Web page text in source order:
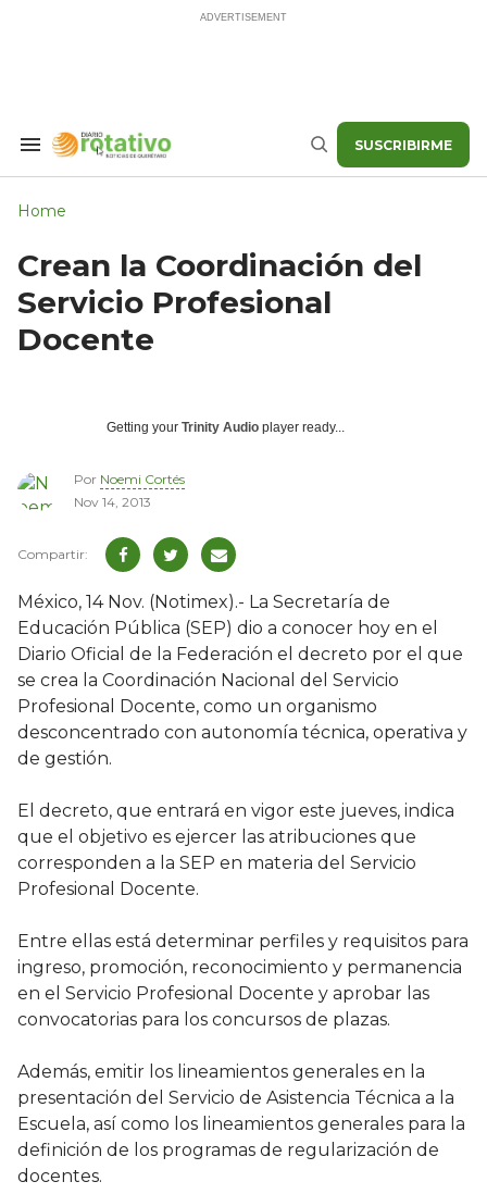
Search
Buscar SUSCRIBIRME
Home
Crean la Coordinación del
Servicio Profesional
Docente
Getting your Trinity Audio player ready...
Por Noemi Cortés
Nov 14, 2013
México, 14 Nov. (Notimex).- La Secretaría de
Educación Pública (SEP) dio a conocer hoy en el
Diario Oficial de la Federación el decreto por el que
se crea la Coordinación Nacional del Servicio
Profesional Docente, como un organismo
desconcentrado con autonomía técnica, operativa y
de gestión.
El decreto, que entrará en vigor este jueves, indica
que el objetivo es ejercer las atribuciones que
corresponden a la SEP en materia del Servicio
Profesional Docente.
Entre ellas está determinar perfiles y requisitos para
ingreso, promoción, reconocimiento y permanencia
en el Servicio Profesional Docente y aprobar las
convocatorias para los concursos de plazas.
Además, emitir los lineamientos generales en la
presentación del Servicio de Asistencia Técnica a la
Escuela, así como los lineamientos generales para la
definición de los programas de regularización de
docentes.